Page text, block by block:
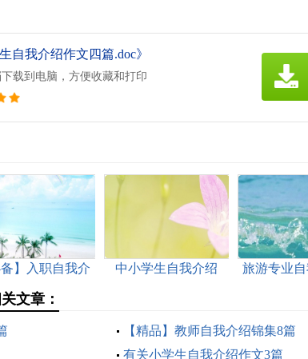
自我介绍作文四篇.doc》
载到电脑，方便收藏和打印
备】入职自我介
中小学生自我介绍
旅游专业
文章：
【精品】教师自我介绍锦集8篇
有关小学生自我介绍作文3篇